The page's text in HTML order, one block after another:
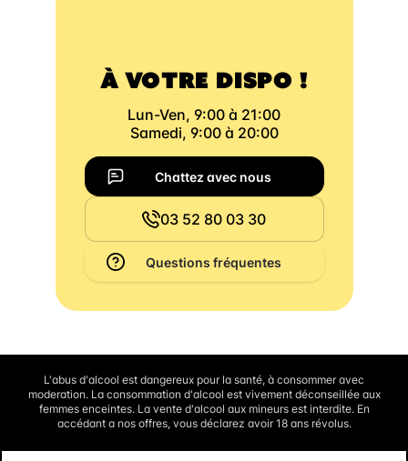
À VOTRE DISPO !
Lun-Ven, 9:00 à 21:00
Samedi, 9:00 à 20:00
Chattez avec nous
03 52 80 03 30
Questions fréquentes
L'abus d'alcool est dangereux pour la santé, à consommer avec
moderation. La consommation d'alcool est vivement déconseillée aux
femmes enceintes. La vente d'alcool aux mineurs est interdite. En
accédant a nos offres, vous déclarez avoir 18 ans révolus.